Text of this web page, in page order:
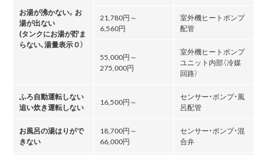
お湯が沸かない。お
湯が出ない
(タンクにお湯が貯ま
らない､湯量表示０）
21,780円～
6,560円
室外機ヒートポンプ
配管
55,000円～
275,000円
室外機ヒートポンプ
ユニット内部（冷媒
回路）
ふろ自動運転しない
追い炊き運転しない
16,500円～
センサー・ポンプ・風
呂配管
お風呂の湯はりがで
きない
18,700円～
66,000円
センサー・ポンプ・混
合弁